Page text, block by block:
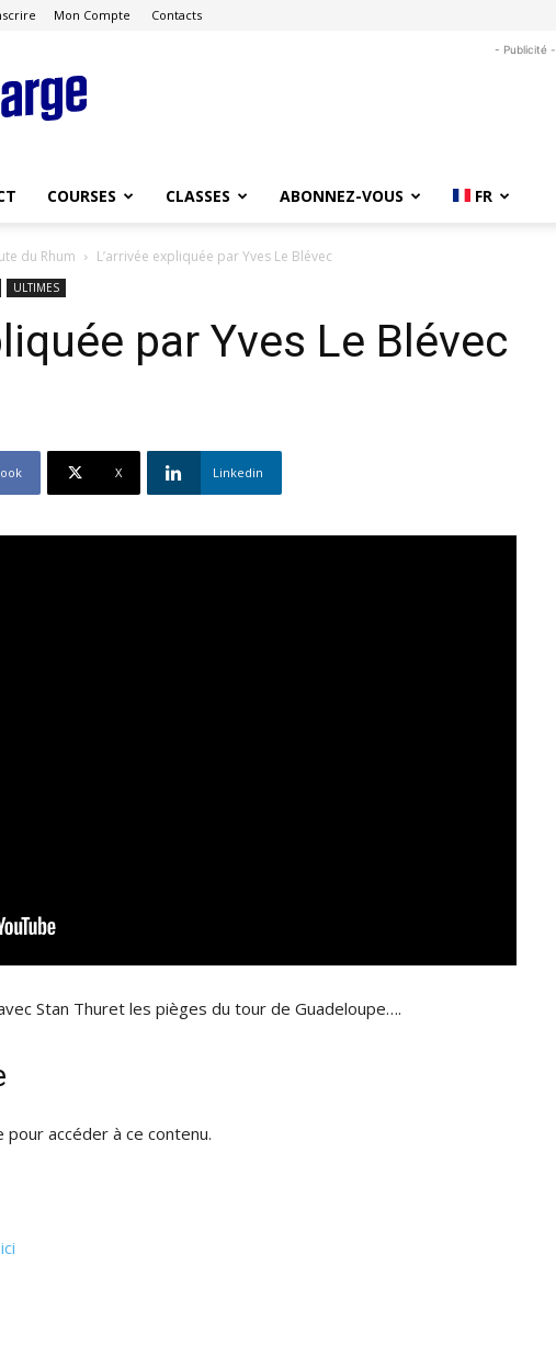
Mon Compte Contacts
- Publicité -
COURSES CLASSES ABONNEZ-VOUS FR
du Rhum L’arrivée expliquée par Yves Le Blévec
ULTIMES
par Yves Le Blévec
X Linkedin
Stan Thuret les pièges du tour de Guadeloupe….
accéder à ce contenu.